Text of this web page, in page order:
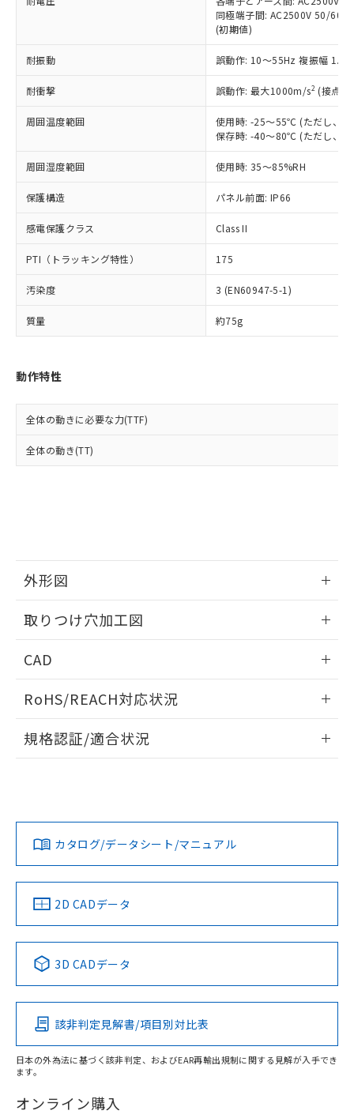
同極端子間: AC2500V 50/
(初期値)
耐振動 誤動作: 10～55Hz 複振幅
耐衝撃 誤動作: 最大1000m/s2 (接点
周囲温度範囲
使用時: -25～55℃ (ただし、氷
保存時: -40～80℃ (ただし、氷
周囲湿度範囲 使用時: 35～85%RH
保護構造 パネル前面: IP66
感電保護クラス Class II
PTI（トラッキング特性） 175
汚染度 3 (EN60947-5-1)
質量 約75g
動作特性
全体の動きに必要な力(TTF)
全体の動き(TT)
外形図
取りつけ穴加工図
CAD
ドすることができます。
ログイン/会員登録
ダウンロードデータをご利用いただく前に、以下を必ずお読
みください。
ソフトウェアの使用条件
RoHS/REACH対応状況
EU RoHS 注意事項・凡例
対応済み
中国 RoHS 注意事項・凡例
Pb Hg Cd Cr(VI)
O
在庫等で未対応品が混在する可能性があります。
規格認証/適合状況
カタログ/データシート/マニュアル
2D CADデータ
3D CADデータ
該非判定見解書/項目別対比表
日本の外為法に基づく該非判定、およびEAR再輸出規制に関する見解が入手でき
ます。
オンライン購入
在庫状況および標準価格照会結果は、
記載している更新日時点での社内デー
タに基づき作成されるものであり、閲
覧された時点での実際の在庫および標
準価格とは異なる場合があることをご
正式な納期状況および標準価格はお客
様のお取引先、またはお客様担当のオ
ムロン制御機器販売店・当社販売員に
オムロン制御機器販売店や当社販売拠
販売ネットワーク
」をご確認
在庫状況および標準価格結果を当社の
事前の承諾なく第三者に漏洩または開
示しないようお願いします。
マイパーツ機能（部品リスト作成サー
ビス）をご利用いただくには、I-Web
メンバーズにご登録されている必要が
引・商談に必要な範囲で利用すること
をご了承ください。
※当社の共同利用者とは、
の共同利用に関して"
の「1.共同利
むを得ず変更することがあります。
六価クロム(Cr(Ⅵ)) 1000ppm以下、ポリ臭化ビフェニル
類(PBB) 1000ppm以下、ポリ臭化ジフェニルエーテル類
(PBDE) 1000ppm以下、フタル酸ビス(2-エチルヘキシ
ル) (DEHP)(別名：DOP) 1000ppm以下、フタル酸ブチ
ルベンジル（BBP） 1000ppm以下、フタル酸ジブチル
（DBP） 1000ppm以下、フタル酸ジイソブチル
適用除外項目は除く。
フタル酸エステル類の４物質については閾値を超える意
図的な使用がないことを確認しています。
部品在庫の切り替え状況などにより、予定
月が前後することがあります。
とができます。
51物質の非含有証明書（当社基準）
欄に対応日を記載しておりました。
既に当社にて対応品への在庫切替を完了
していることから、特段のことがない限
り、2022年1月12日より割愛しておりま
す。
「－」：未確認です。当社販売部門へお問
*中国RoHS10物質の基準値 (GB/T26572)：
Pb(鉛) :1000ppm、 Hg(水銀) : 1000ppm、 Cd(カドミウ
Cr(Ⅵ)(六価クロム) : 1000ppm、 PBBs(ポリ臭化ビフェ
DBP(フタル酸ジブチル) : 1000ppm、 DIBP(フタル酸ジ
イソブチル) : 1000ppm、 BBP(フタル酸ブチルベンジ
DEHP(フタル酸ビス(2-エチルヘキシル)) : 1000ppm
※2 環境保護使用期限
「ｅ」：有害物質（10物質）のすべてが基
準値以下であることを示します。
「10」：通常の使用状況下において有害物
質が外部に漏えいし、環境に深刻な影響を
及ぼさない年数を意味します。
「－」：未確認です。当社販売部門へお問
い合わせください。
為替および外国貿易法に定める商品
（以下｢規制貨物等」という）を輸出
または国外への提供する場合は、日本
国政府の輸出許可(または役務取引許
可)を取得するなどの必要な手続きを
当社は規制貨物を破棄する場合は、完
全に破砕するなど、違法に輸出されな
いよう必要な手段を講じます。
当社は貴社製品を、核兵器、ミサイ
ル、化学兵器、生物兵器またはその他
武器並びにこれらの製造装置等に一切
当社は、貴社製品を第三者に販売する
場合は、上記1、2および3の内容を当
該第三者に通知します。また当社は、
販売先および販売に係わる関係者が違
法に輸出するおそれがある場合は、取
り引きをいたしません。
一定数以上の在庫あり
一定数には満たないが在庫あり
在庫なし(最新の在庫状況につ
いては、お客様のお取引先、ま
たはお客様担当のオムロン制御
機器販売店・当社販売員にご確
受注生産機種、また在庫状況の
情報を公開していない機種